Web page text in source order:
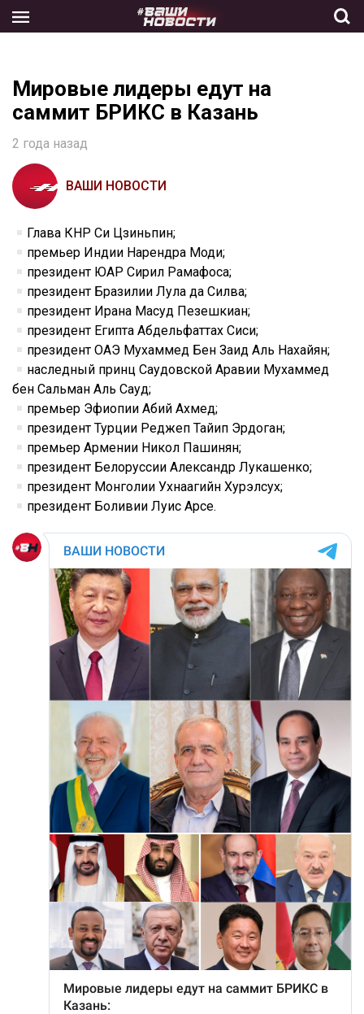
the
Мировые лидеры едут на
саммит БРИКС в Казань
2 года назад
ВАШИ НОВОСТИ
Глава КНР Си Цзиньпин;
премьер Индии Нарендра Моди;
президент ЮАР Сирил Рамафоса;
президент Бразилии Лула да Силва;
президент Ирана Масуд Пезешкиан;
президент Египта Абдельфаттах Сиси;
президент ОАЭ Мухаммед Бен Заид Аль Нахайян;
наследный принц Саудовской Аравии Мухаммед
бен Сальман Аль Сауд;
премьер Эфиопии Абий Ахмед;
президент Турции Реджеп Тайип Эрдоган;
премьер Армении Никол Пашинян;
президент Белоруссии Александр Лукашенко;
президент Монголии Ухнаагийн Хурэлсух;
президент Боливии Луис Арсе.